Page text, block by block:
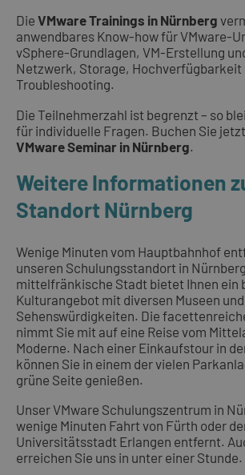
Die VMware Trainings in Nürnberg
anwendbares Know-how für VMware-
vSphere-Grundlagen, VM-Erstellung
Netzwerk, Storage, Hochverfügbarkeit
Troubleshooting.
Die Teilnehmerzahl ist begrenzt – so
für individuelle Fragen. Buchen Sie
VMware Seminar in Nürnberg.
Weitere Informationen
Standort Nürnberg
Wenige Minuten vom Hauptbahnhof
unseren Schulungsstandort in
mittelfränkische Stadt bietet Ihnen ein
Kulturangebot mit diversen Museen und
Sehenswürdigkeiten. Die
nimmt Sie mit auf eine Reise vom
Moderne. Nach einer Einkaufstour in
können Sie in einem der vielen
grüne Seite genießen.
Unser VMware Schulungszentrum in
wenige Minuten Fahrt von Fürth oder
Universitätsstadt Erlangen entfernt.
erreichen Sie uns in unter einer Stunde.